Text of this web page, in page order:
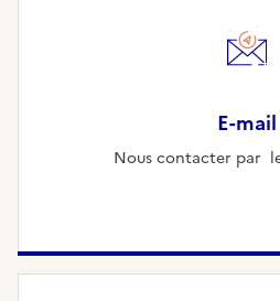
E-mail
Nous contacter par